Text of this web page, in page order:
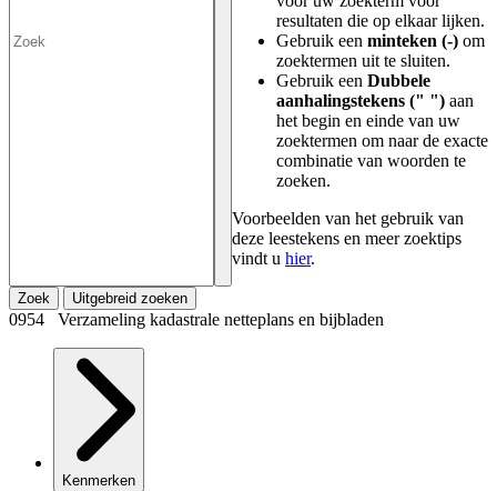
resultaten die op elkaar lijken.
Gebruik een minteken (-) om
zoektermen uit te sluiten.
Gebruik een Dubbele
aanhalingstekens (" ") aan
het begin en einde van uw
zoektermen om naar de exacte
combinatie van woorden te
zoeken.
Voorbeelden van het gebruik van
deze leestekens en meer zoektips
vindt u hier.
Zoek Uitgebreid zoeken
0954 Verzameling kadastrale netteplans en bijbladen
Kenmerken